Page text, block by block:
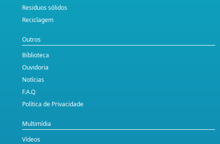
Residuos sólidos
Reciclagem
Outros
Biblioteca
Ouvidoria
Notícias
F.A.Q
Política de Privacidade
Multimídia
Vídeos